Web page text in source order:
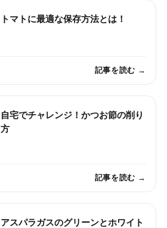
トマトに最適な保存方法とは！
記事を読む →
自宅でチャレンジ！かつお節の削り
方
記事を読む →
アスパラガスのグリーンとホワイト